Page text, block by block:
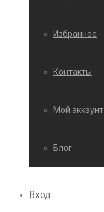
Избранное
Контакты
Мой аккаунт
Блог
Вход